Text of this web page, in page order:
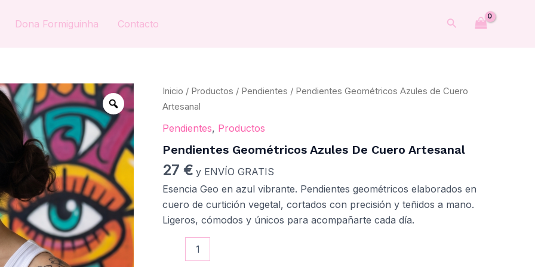
Dona Formiguinha Contacto Buscar
Inicio / Productos / Pendientes / Pendientes Geométricos Azules de Cuero
Artesanal
Pendientes, Productos
Pendientes Geométricos Azules De Cuero Artesanal
27 € y ENVÍO GRATIS
Esencia Geo en azul vibrante. Pendientes geométricos elaborados en
cuero de curtición vegetal, cortados con precisión y teñidos a mano.
Ligeros, cómodos y únicos para acompañarte cada día.
Pendientes
Azules
de
Artesanal